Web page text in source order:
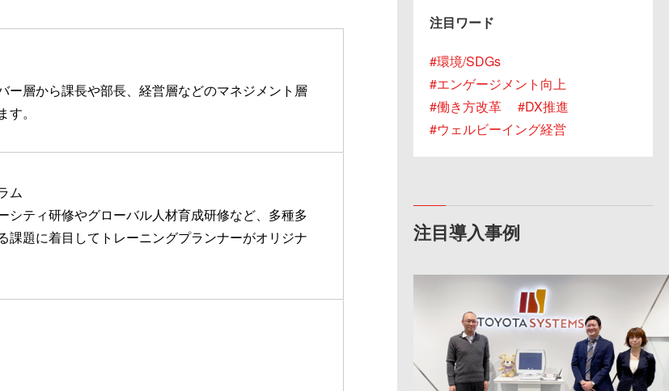
注目ワード
環境/SDGs
エンゲージメント向上
働き方改革
DX推進
ウェルビーイング経営
注目導入事例
層から課長や部長、経営層などのマネジメント層
。
ム
シティ研修やグローバル人材育成研修など、多種多
題に着目してトレーニングプランナーがオリジナ